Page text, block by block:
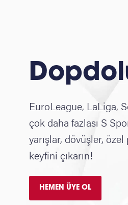
EuroLeague, LaLiga,
çok daha fazlası S
yarışlar, dövüşler,
keyfini çıkarın!
HEMEN ÜYE OL